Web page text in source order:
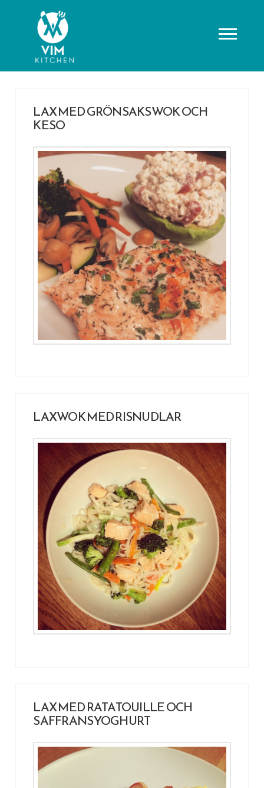
LAX MED GRÖNSAKSWOK OCH
KESO
LAXWOK MED RISNUDLAR
LAX MED RATATOUILLE OCH
SAFFRANSYOGHURT